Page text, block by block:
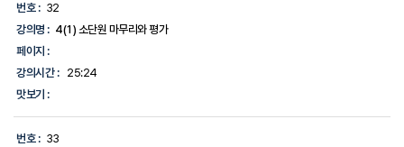
번호 : 32
강의명 : 4(1) 소단원 마무리와 평가
페이지 :
강의시간 :
25:24
맛보기 :
번호 : 33